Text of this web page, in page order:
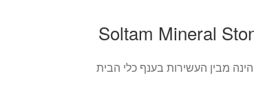
מבין העשירות בענף כלי הבית